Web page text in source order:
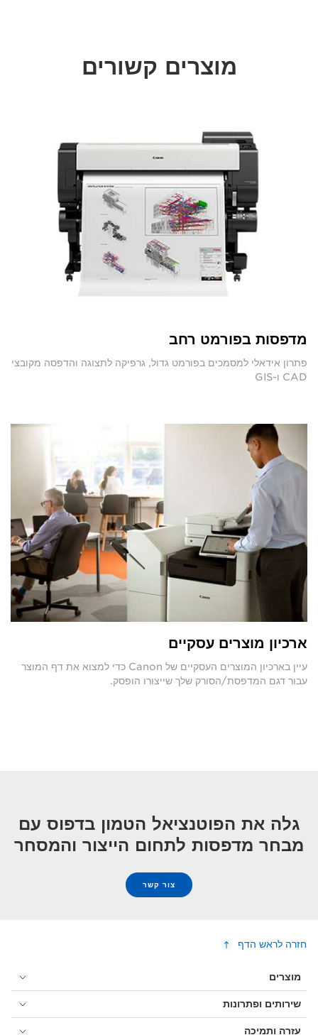
מוצרים קשורים
מדפסות בפורמט רחב
פתרון אידאלי למסמכים בפורמט גדול, גרפיקה לתצוגה והדפסה מקובצי
CAD ו-GIS
ארכיון מוצרים עסקיים
עיין בארכיון המוצרים העסקיים של Canon כדי למצוא את דף המוצר
עבור דגם המדפסת/הסורק שלך שייצורו הופסק.
גלה את הפוטנציאל הטמון בדפוס עם
מבחר מדפסות לתחום הייצור והמסחר
צור קשר
חזרה לראש הדף
מוצרים
שירותים ופתרונות
עזרה ותמיכה